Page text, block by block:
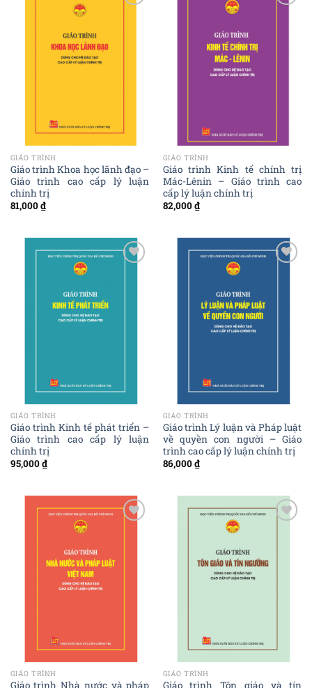
GIÁO TRÌNH
Giáo trình Khoa học lãnh đạo –
Giáo trình cao cấp lý luận
chính trị
81,000₫
GIÁO TRÌNH
Giáo trình Kinh tế chính trị
Mác-Lênin – Giáo trình cao
cấp lý luận chính trị
82,000₫
GIÁO TRÌNH
Giáo trình Kinh tế phát triển –
Giáo trình cao cấp lý luận
chính trị
95,000₫
GIÁO TRÌNH
Giáo trình Lý luận và Pháp luật
về quyền con người – Giáo
trình cao cấp lý luận chính trị
86,000₫
GIÁO TRÌNH
Giáo trình Nhà nước và pháp
GIÁO TRÌNH
Giáo trình Tôn giáo và tín